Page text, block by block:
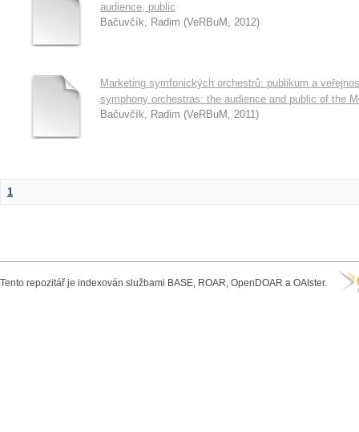
audience, public
Bačuvčík, Radim (VeRBuM , 2012)
Marketing symfonických orchestrů: publikum a
symphony orchestras: the audience and public of the
Bačuvčík, Radim (VeRBuM , 2011)
1
Tento repozitář je indexován službami BASE, ROAR, OpenDOAR a OAIster.